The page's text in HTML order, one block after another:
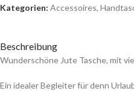
Kategorien: Accessoires,
Beschreibung
Wunderschöne Jute Tasche, mit
Ein idealer Begleiter für denn